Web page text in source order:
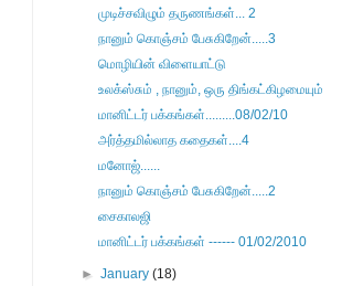
முடிச்சவிழும் தருணங்கள்... 2
நானும் கொஞ்சம் பேசுகிறேன்.....3
மொழியின் விளையாட்டு
உலக்ஸ்சும் , நானும், ஒரு திங்கட்கிழமையும்
மானிட்டர் பக்கங்கள்.........08/02/10
அர்த்தமில்லாத கதைகள்....4
மனோஜ்......
நானும் கொஞ்சம் பேசுகிறேன்.....2
சைகாலஜி
மானிட்டர் பக்கங்கள் ------ 01/02/2010
►January(18)